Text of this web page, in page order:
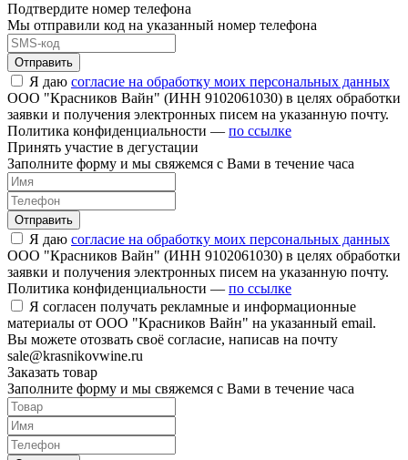
Подтвердите номер телефона
Мы отправили код на указанный номер телефона
Отправить
Я даю согласие на обработку моих персональных данных
ООО "Красников Вайн" (ИНН 9102061030) в целях обработки
заявки и получения электронных писем на указанную почту.
Политика конфиденциальности — по ссылке
Принять участие в дегустации
Заполните форму и мы свяжемся с Вами в течение часа
Отправить
Я даю согласие на обработку моих персональных данных
ООО "Красников Вайн" (ИНН 9102061030) в целях обработки
заявки и получения электронных писем на указанную почту.
Политика конфиденциальности — по ссылке
Я согласен получать рекламные и информационные
материалы от ООО "Красников Вайн" на указанный email.
Вы можете отозвать своё согласие, написав на почту
sale@krasnikovwine.ru
Заказать товар
Заполните форму и мы свяжемся с Вами в течение часа